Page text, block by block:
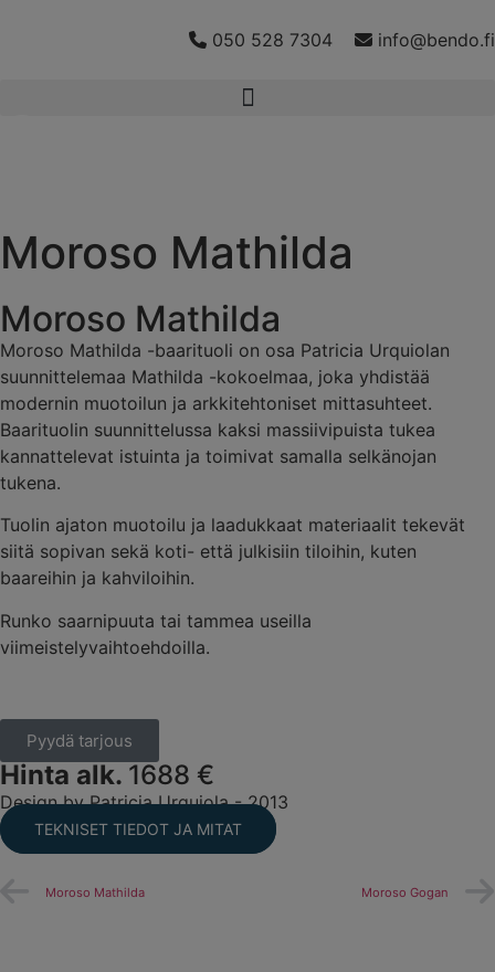
050 528 7304 info@bendo.fi
Moroso Mathilda
Moroso Mathilda
Moroso Mathilda -baarituoli on osa Patricia Urquiolan
suunnittelemaa Mathilda -kokoelmaa, joka yhdistää
modernin muotoilun ja arkkitehtoniset mittasuhteet.
Baarituolin suunnittelussa kaksi massiivipuista tukea
kannattelevat istuinta ja toimivat samalla selkänojan
tukena.
Tuolin ajaton muotoilu ja laadukkaat materiaalit tekevät
siitä sopivan sekä koti- että julkisiin tiloihin, kuten
baareihin ja kahviloihin.
Runko saarnipuuta tai tammea useilla
viimeistelyvaihtoehdoilla.
Pyydä tarjous
Hinta alk. 1688 €
Design by Patricia Urquiola - 2013
TEKNISET TIEDOT JA MITAT
Moroso Mathilda Moroso Gogan